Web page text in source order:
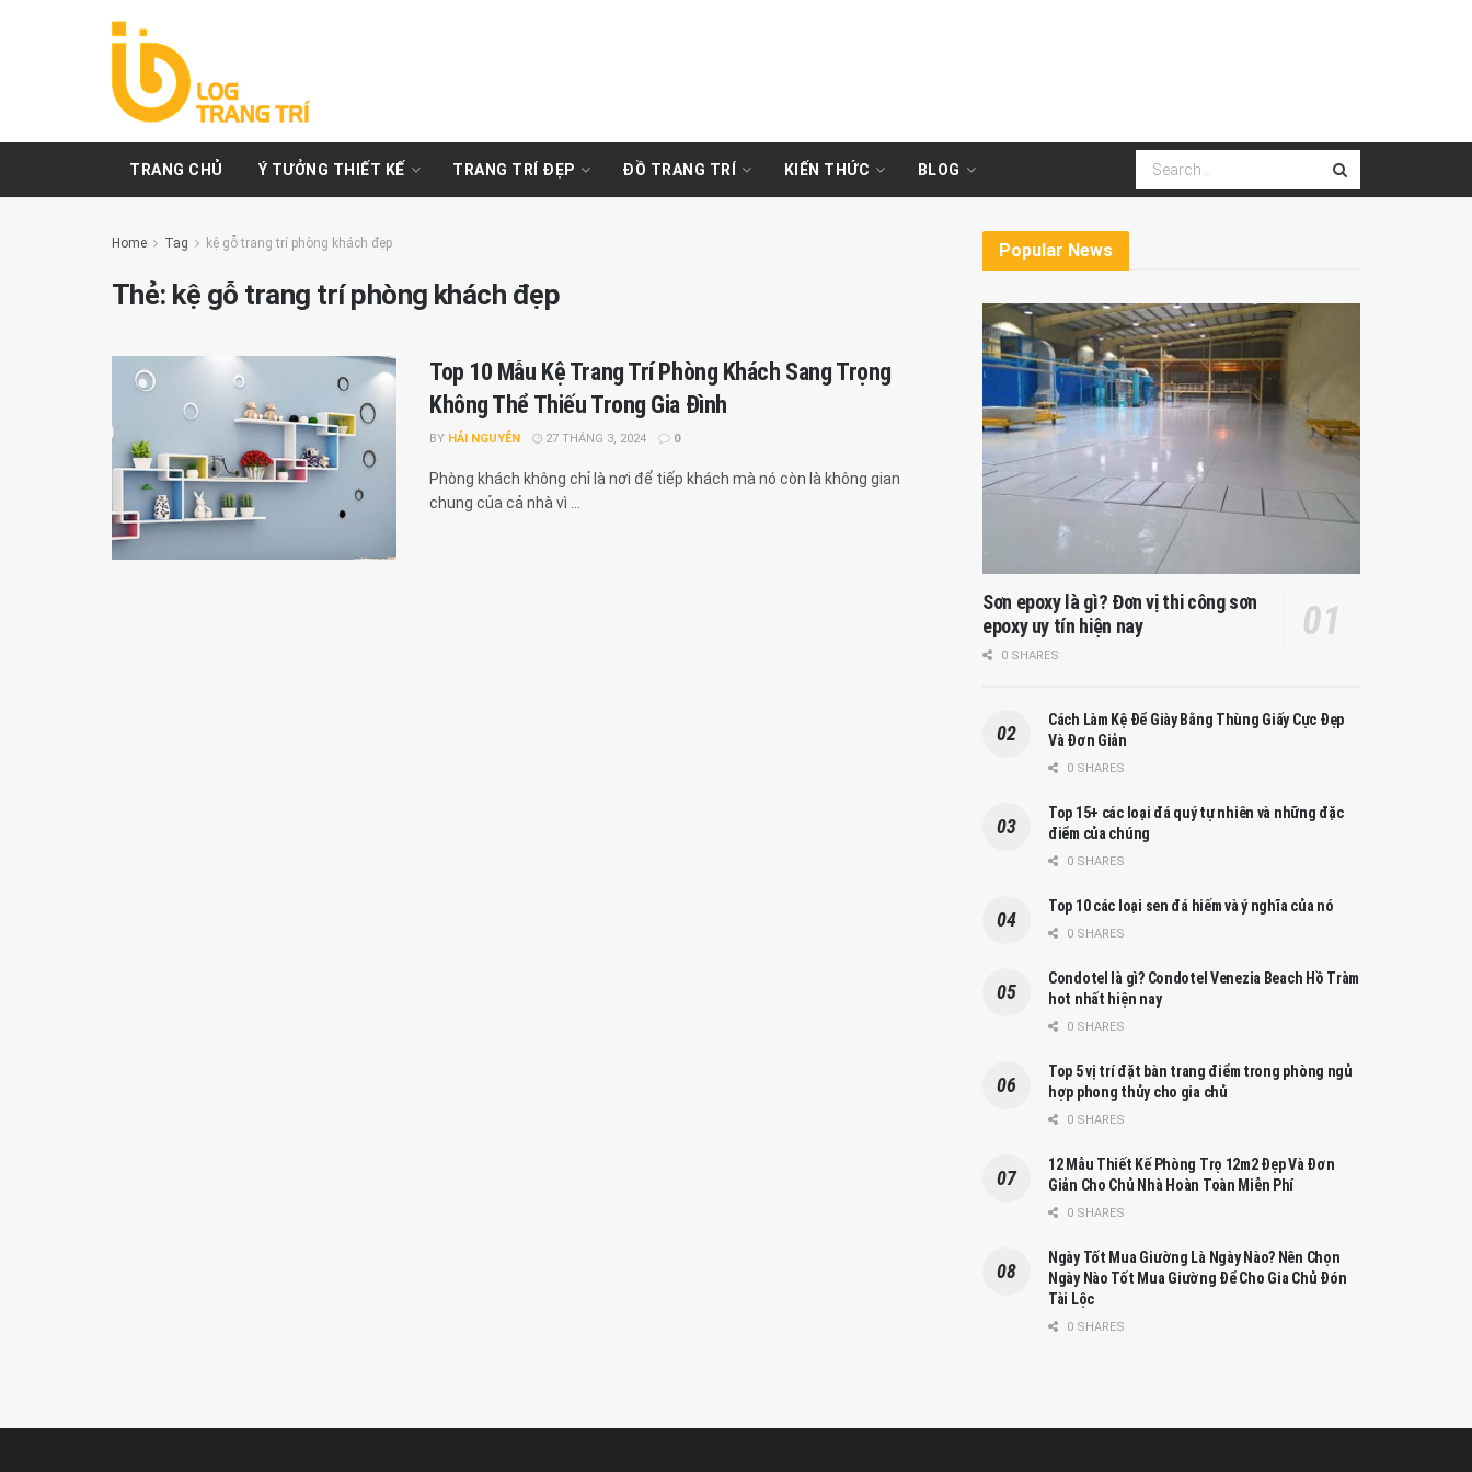
TRANG CHỦ Ý TƯỞNG THIẾT KẾ TRANG TRÍ ĐẸP ĐỒ TRANG TRÍ KIẾN THỨC BLOG
Home Tag kệ gỗ trang trí phòng khách đẹp
Thẻ: kệ gỗ trang trí phòng khách đẹp
Top 10 Mẫu Kệ Trang Trí Phòng Khách Sang Trọng
Không Thể Thiếu Trong Gia Đình
BY HẢI NGUYỄN 27 THÁNG 3, 2024 0
Phòng khách không chỉ là nơi để tiếp khách mà nó còn là không gian
chung của cả nhà vì ...
Popular News
Sơn epoxy là gì? Đơn vị thi công sơn
epoxy uy tín hiện nay
0 SHARES
Cách Làm Kệ Để Giày Bằng Thùng Giấy Cực Đẹp
Và Đơn Giản
0 SHARES
Top 15+ các loại đá quý tự nhiên và những đặc
điểm của chúng
0 SHARES
Top 10 các loại sen đá hiếm và ý nghĩa của nó
0 SHARES
Condotel là gì? Condotel Venezia Beach Hồ Tràm
hot nhất hiện nay
0 SHARES
Top 5 vị trí đặt bàn trang điểm trong phòng ngủ
hợp phong thủy cho gia chủ
0 SHARES
12 Mẫu Thiết Kế Phòng Trọ 12m2 Đẹp Và Đơn
Giản Cho Chủ Nhà Hoàn Toàn Miễn Phí
0 SHARES
Ngày Tốt Mua Giường Là Ngày Nào? Nên Chọn
Ngày Nào Tốt Mua Giường Để Cho Gia Chủ Đón
Tài Lộc
0 SHARES